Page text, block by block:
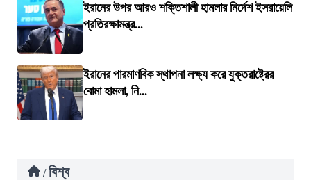
ইরানের উপর আরও শক্তিশালী হামলার নির্দেশ ইসরায়েলি
প্রতিরক্ষামন্ত্র...
ইরানের পারমাণবিক স্থাপনা লক্ষ্য করে যুক্তরাষ্ট্রের
বোমা হামলা, নি...
/ বিশ্ব